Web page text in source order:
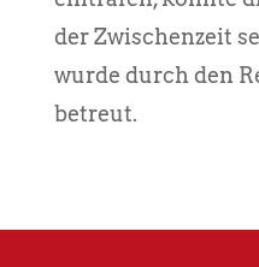
der Zwischenzeit
wurde durch den
betreut.